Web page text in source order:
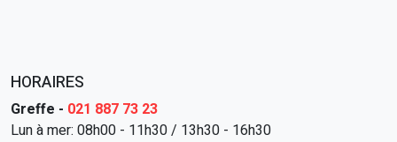
HORAIRES
Greffe - 021 887 73 23
Lun à mer: 08h00 - 11h30 / 13h30 - 16h30